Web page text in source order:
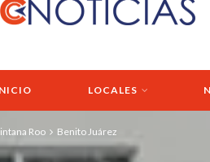
LOCALES
Roo Benito Juárez